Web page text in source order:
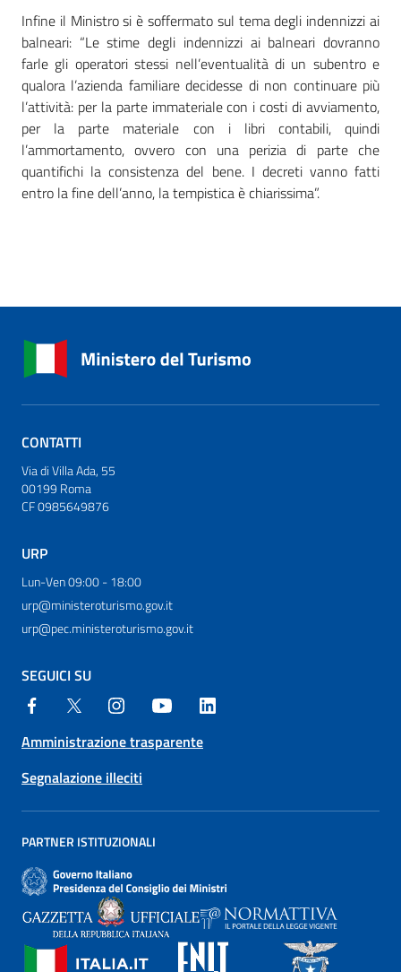
Infine il Ministro si è soffermato sul tema degli indennizzi ai
balneari: “Le stime degli indennizzi ai balneari dovranno
farle gli operatori stessi nell’eventualità di un subentro e
qualora l’azienda familiare decidesse di non continuare più
l’attività: per la parte immateriale con i costi di avviamento,
per la parte materiale con i libri contabili, quindi
l’ammortamento, ovvero con una perizia di parte che
quantifichi la consistenza del bene. I decreti vanno fatti
entro la fine dell’anno, la tempistica è chiarissima”.
CONTATTI
Via di Villa Ada, 55
00199 Roma
CF 0985649876
URP
Lun-Ven 09:00 - 18:00
urp@ministeroturismo.gov.it
urp@pec.ministeroturismo.gov.it
SEGUICI SU
Amministrazione trasparente
Segnalazione illeciti
PARTNER ISTITUZIONALI